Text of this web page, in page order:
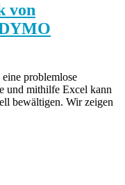
von
problemlose
und mithilfe Excel kann
bewältigen. Wir zeigen